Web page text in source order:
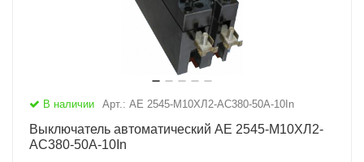
В наличии Арт.: АЕ 2545-М10ХЛ2-AC380-50А-10In
Выключатель автоматический АЕ 2545-М10ХЛ2-
AC380-50А-10In